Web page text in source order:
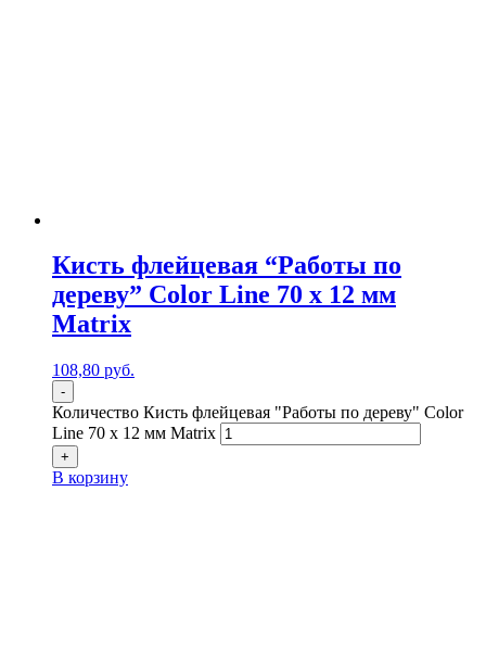
Кисть флейцевая “Работы по
дереву” Color Line 70 х 12 мм
Matrix
108,80 руб.
-
Количество Кисть флейцевая "Работы по дереву" Color
Line 70 х 12 мм Matrix
+
В корзину